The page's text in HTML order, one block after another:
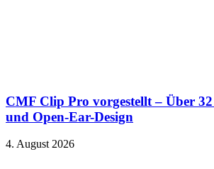
CMF Clip Pro vorgestellt – Über
und Open-Ear-Design
4. August 2026